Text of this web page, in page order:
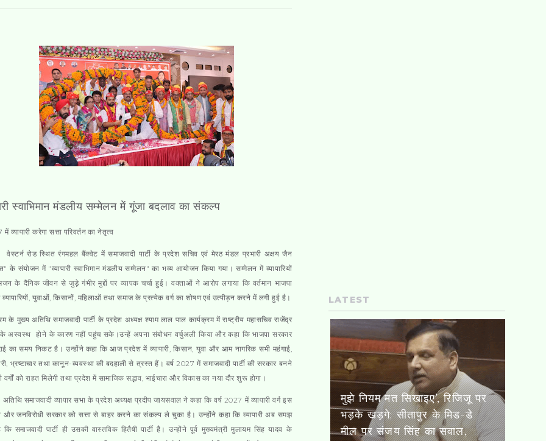
स्वाभिमान मंडलीय सम्मेलन में गूंजा बदलाव का संकल्प
व्यापारी करेगा सत्ता परिवर्तन का नेतृत्व
वेस्टर्न रोड स्थित रंगमहल बैंक्वेट में समाजवादी पार्टी के प्रदेश सचिव एवं मेरठ मंडल प्रभारी अक्षय जैन
के संयोजन में "व्यापारी स्वाभिमान मंडलीय सम्मेलन" का भव्य आयोजन किया गया। सम्मेलन में व्यापारियों
के दैनिक जीवन से जुड़े गंभीर मुद्दों पर व्यापक चर्चा हुई। वक्ताओं ने आरोप लगाया कि वर्तमान भाजपा
व्यापारियों, युवाओं, किसानों, महिलाओं तथा समाज के प्रत्येक वर्ग का शोषण एवं उत्पीड़न करने में लगी हुई है।
के मुख्य अतिथि समाजवादी पार्टी के प्रदेश अध्यक्ष श्याम लाल पाल कार्यक्रम में राष्ट्रीय महासचिव राजेंद्र
के अस्वस्थ होने के कारण नहीं पहुंच सके।उन्हें अपना संबोधन वर्चुअली किया और कहा कि भाजपा सरकार
का समय निकट है। उन्होंने कहा कि आज प्रदेश में व्यापारी, किसान, युवा और आम नागरिक सभी महंगाई,
भ्रष्टाचार तथा कानून-व्यवस्था की बदहाली से त्रस्त हैं। वर्ष 2027 में समाजवादी पार्टी की सरकार बनने
वर्गों को राहत मिलेगी तथा प्रदेश में सामाजिक सद्भाव, भाईचारा और विकास का नया दौर शुरू होगा।
अतिथि समाजवादी व्यापार सभा के प्रदेश अध्यक्ष प्रदीप जायसवाल ने कहा कि वर्ष 2027 में व्यापारी वर्ग इस
और जनविरोधी सरकार को सत्ता से बाहर करने का संकल्प ले चुका है। उन्होंने कहा कि व्यापारी अब समझ
समाजवादी पार्टी ही उसकी वास्तविक हितैषी पार्टी है। उन्होंने पूर्व मुख्यमंत्री मुलायम सिंह यादव के
LATEST
मुझे नियम मत सिखाइए’, रिजिजू पर
भड़के खड़गे; सीतापुर के मिड-डे
मील पर संजय सिंह का सवाल,
कॉकरोच
जनता पार्टी’
शुरू करेगी
‘क्या बोलती
मोहन भागवत